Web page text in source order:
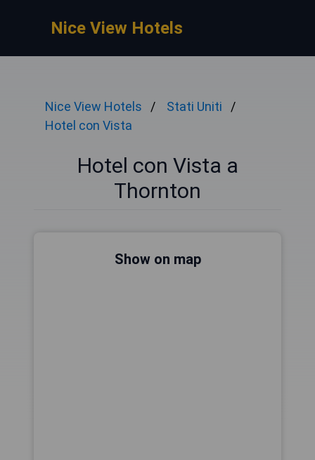
Nice View Hotels
Nice View Hotels
Stati Uniti
Hotel con Vista
Hotel con Vista a
Thornton
Show on map